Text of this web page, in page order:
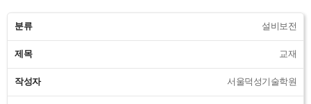
분류 설비보전
제목 교재
작성자 서울덕성기술학원